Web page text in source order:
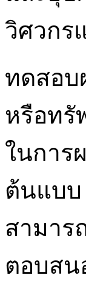
วิศวกร
ทดสอบ
หรือทรั
ในการ
ต้นแบบ
สามาร
ตอบสน